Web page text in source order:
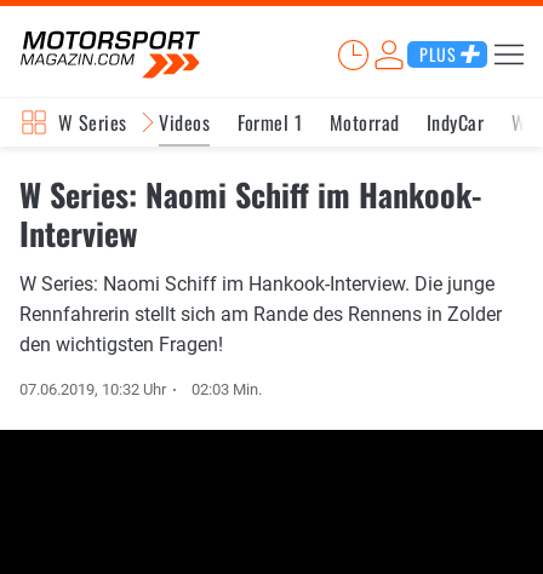
PLUS
W Series Videos Formel 1 Motorrad IndyCar
W Series: Naomi Schiff im Hankook-
Interview
W Series: Naomi Schiff im Hankook-Interview. Die junge
Rennfahrerin stellt sich am Rande des Rennens in Zolder
den wichtigsten Fragen!
07.06.2019, 10:32 Uhr 02:03 Min.